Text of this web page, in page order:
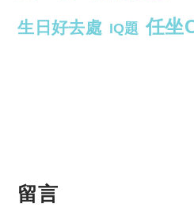
生日好去處 IQ題 任坐
留言